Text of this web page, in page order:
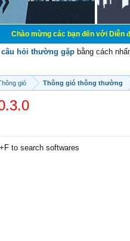
các bạn đến với Diễn đàn Cơ
câu hỏi thường gặp bằng cách
gió Thông gió thông thường
to search softwares